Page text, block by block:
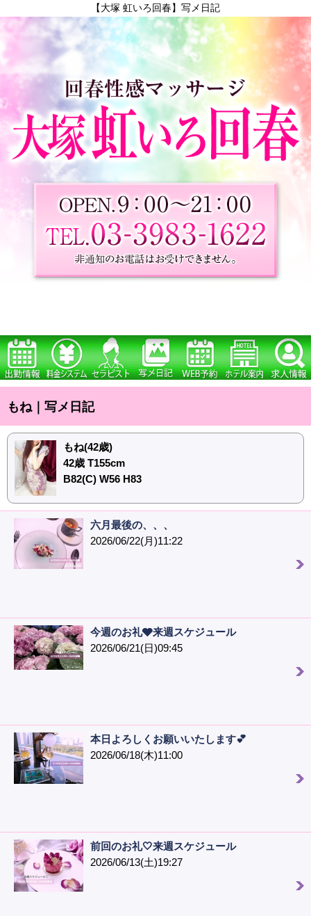
【大塚 虹いろ回春】写メ日記
もね｜写メ日記
もね(42歳)
42歳 T155cm
B82(C) W56 H83
六月最後の、、、
2026/06/22(月)11:22
今週のお礼🩶来週スケジュール
2026/06/21(日)09:45
本日よろしくお願いいたします💕
2026/06/18(木)11:00
前回のお礼🤍来週スケジュール
2026/06/13(土)19:27